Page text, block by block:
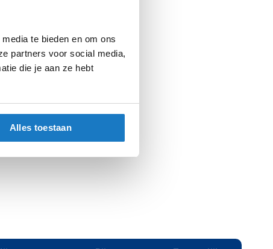
te bieden en om ons
partners voor social media,
die je aan ze hebt
Alles toestaan
Spiegels
Parts